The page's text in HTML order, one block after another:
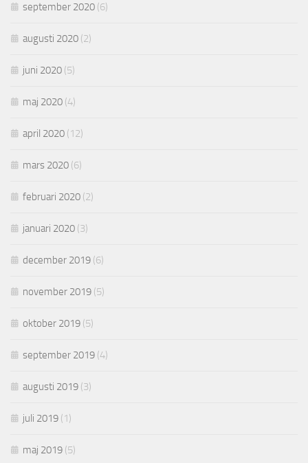
september 2020 (6)
augusti 2020 (2)
juni 2020 (5)
maj 2020 (4)
april 2020 (12)
mars 2020 (6)
februari 2020 (2)
januari 2020 (3)
december 2019 (6)
november 2019 (5)
oktober 2019 (5)
september 2019 (4)
augusti 2019 (3)
juli 2019 (1)
maj 2019 (5)